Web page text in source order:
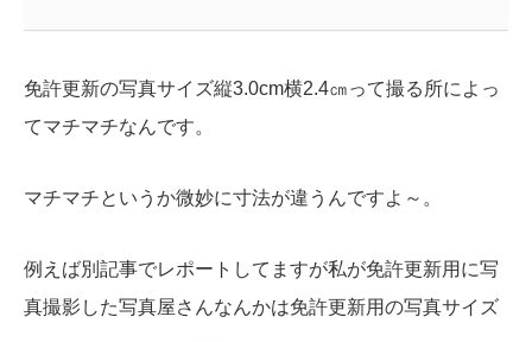
免許更新の写真サイズ縦3.0cm横2.4㎝って撮る所によっ
てマチマチなんです。
マチマチというか微妙に寸法が違うんですよ～。
例えば別記事でレポートしてますが私が免許更新用に写
真撮影した写真屋さんなんかは免許更新用の写真サイズ